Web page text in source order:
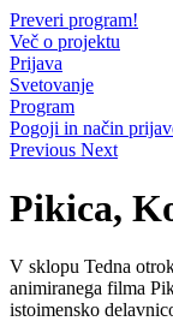
Preveri program!
Več o projektu
Prijava
Svetovanje
Program
Pogoji in način
Previous Next
Pikica,
V sklopu Tedna
animiranega filma
istoimensko